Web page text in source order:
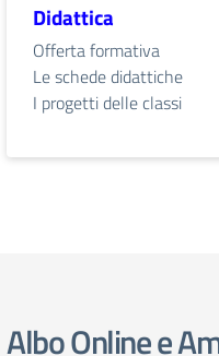
Didattica
Offerta formativa
Le schede didattiche
I progetti delle classi
Albo Online e